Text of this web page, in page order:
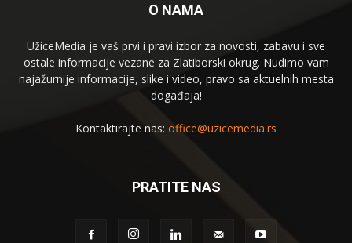
O NAMA
UžiceMedia je vaš prvi i pravi izbor za novosti, zabavu i sve
ostale informacije vezane za Zlatiborski okrug. Nudimo vam
najažurnije informacije, slike i video, pravo sa aktuelnih mesta
događaja!
Kontaktirajte nas: office@uzicemedia.rs
PRATITE NAS